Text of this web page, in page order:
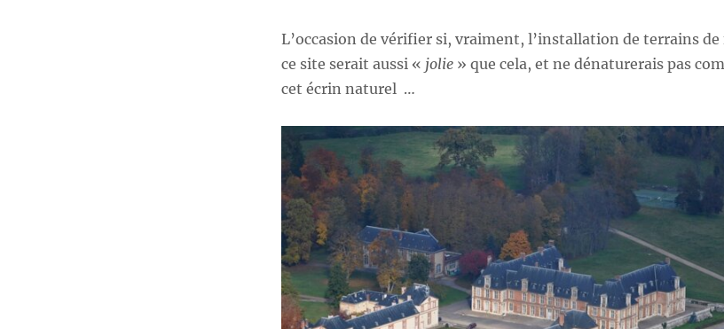
L’occasion de vérifier si, vraiment, l’installation de terrains
ce site serait aussi « jolie» que cela, et ne dénaturerais pas
cet écrin naturel …